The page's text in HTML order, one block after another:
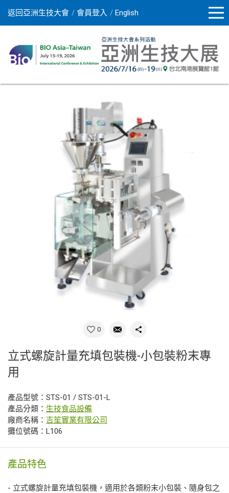
返回亞洲生技大會 會員登入 English
0
立式螺旋計量充填包裝機-小包裝粉末專
用
產品型號：STS-01 / STS-01-L
產品分類： 生技食品設備
廠商名稱： 吉笙實業有限公司
攤位號碼：L106
產品特色
- 立式螺旋計量充填包裝機，適用於各類粉末小包裝、隨身包之